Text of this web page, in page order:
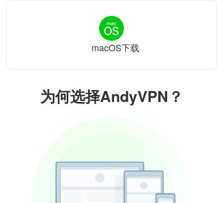
为何选择AndyVPN？
macOS下载